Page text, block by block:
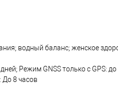
водный баланс; женское
Режим GNSS только с GPS: до
До 8 часов